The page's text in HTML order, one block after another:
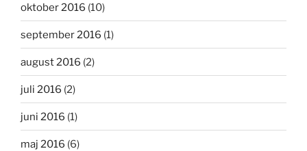
oktober 2016 (10)
september 2016 (1)
august 2016 (2)
juli 2016 (2)
juni 2016 (1)
maj 2016 (6)